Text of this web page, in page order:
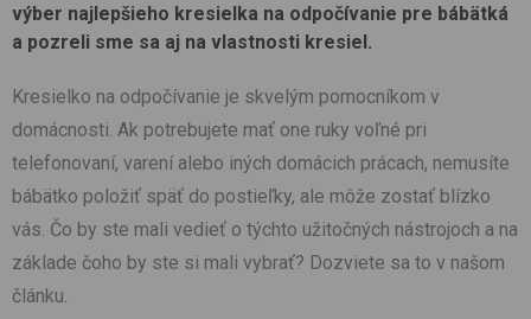
výber najlepšieho kresielka na odpočívanie pre bábätká
a pozreli sme sa aj na vlastnosti kresiel.
Kresielko na odpočívanie je skvelým pomocníkom v
domácnosti. Ak potrebujete mať one ruky voľné pri
telefonovaní, varení alebo iných domácich prácach, nemusíte
bábätko položiť späť do postieľky, ale môže zostať blízko
vás. Čo by ste mali vedieť o týchto užitočných nástrojoch a na
základe čoho by ste si mali vybrať? Dozviete sa to v našom
článku.